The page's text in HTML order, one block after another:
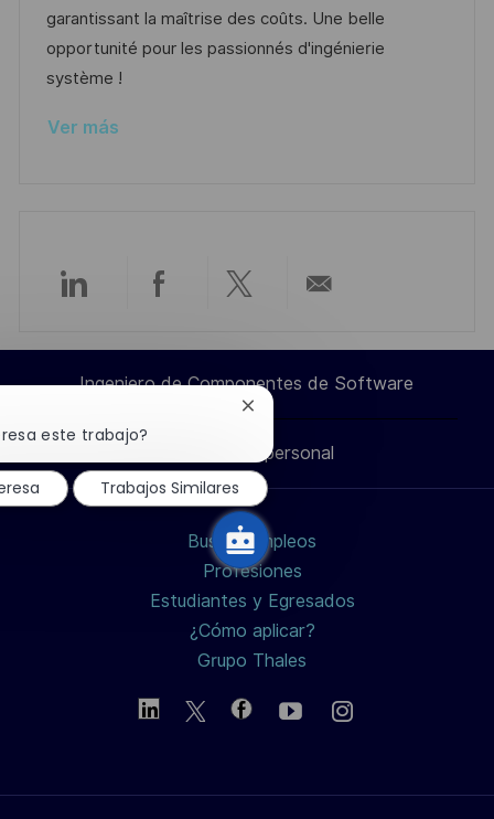
n p
u
b
i
ó
l
e
í
a
garantissant la maîtrise des coûts. Une belle
opportunité pour les passionnés d'ingénierie
système !
Ver más
Compartir
a
de
Compartir
a
de
Facebook
Compartir
a
través
de
twitter
/
X
por
correo
electrónico
Ingeniero de Componentes de Software
Información personal
Buscar empleos
Profesiones
Estudiantes y Egresados
¿Cómo aplicar?
Grupo Thales
este trabajo?
Cerrar
de
chatbot
Trabajos Similares